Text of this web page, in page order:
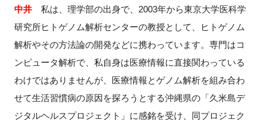
中井私は、理学部の出身で、 2003年から東京大学医科学
研究所ヒトゲノム解析センターの教授として、ヒトゲノム
解析やその方法論の開発などに携わっています。専門はコ
ンピュータ解析で、私自身は医療情報に直接関わっている
わけではありませんが、医療情報とゲノム解析を組み合わ
せて生活習慣病の原因を探ろうとする沖縄県の「久米島デ
ジタルヘルスプロジェクト」に感銘を受け、同プロジェク